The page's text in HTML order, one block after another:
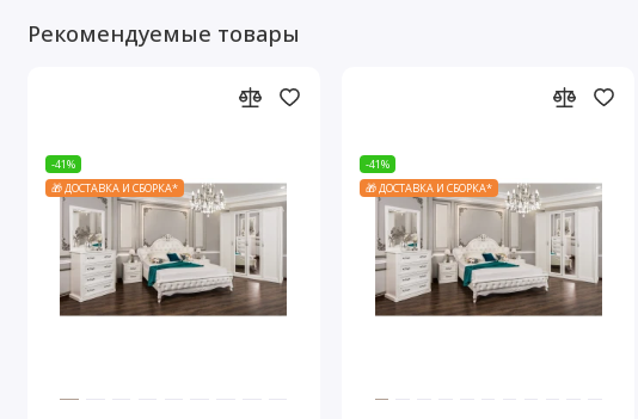
Рекомендуемые товары
-41%
🎁 ДОСТАВКА И СБОРКА*
-41%
🎁 ДОСТАВКА И СБОРКА*